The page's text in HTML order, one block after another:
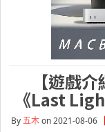
【遊戲
《Last
By五木on 2021-08-06